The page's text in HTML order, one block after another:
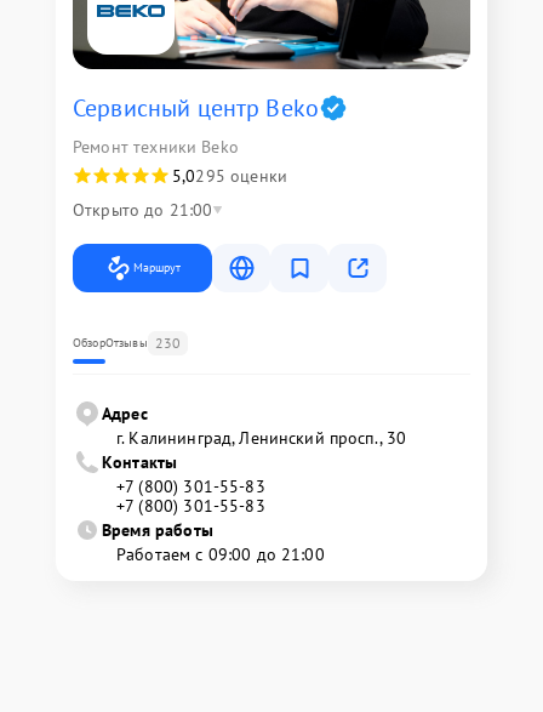
Сервисный центр Beko
Ремонт техники Beko
5,0295 оценки
Открыто до 21:00
Маршрут
ОбзорОтзывы 230
Адрес
г. Калининград, Ленинский просп., 30
Контакты
+7 (800) 301-55-83
+7 (800) 301-55-83
Время работы
Работаем с 09:00 до 21:00